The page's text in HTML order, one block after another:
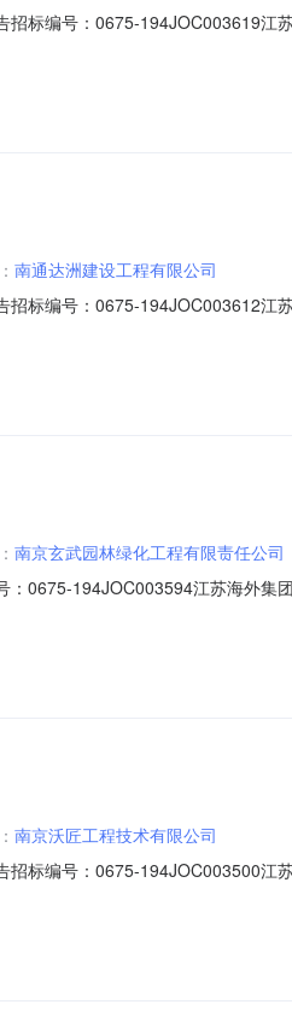
标编号：0675-194JOC003619江
市中山路55号新华大厦2707会议
南通达洲建设工程有限公司
标编号：0675-194JOC003612江
市中山路55号新华大厦2707会议
南京玄武园林绿化工程有限责任公司
0675-194JOC003594江苏海外集
会议室四、评标信息：中标人：
南京沃匠工程技术有限公司
标编号：0675-194JOC003500江
市鼓楼区中山路55号新华大厦27